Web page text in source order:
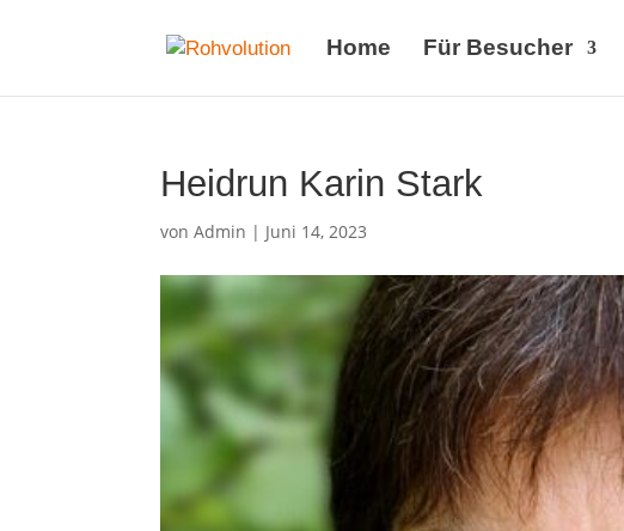
Home Für Besucher
Heidrun Karin Stark
vonAdmin | Juni 14, 2023